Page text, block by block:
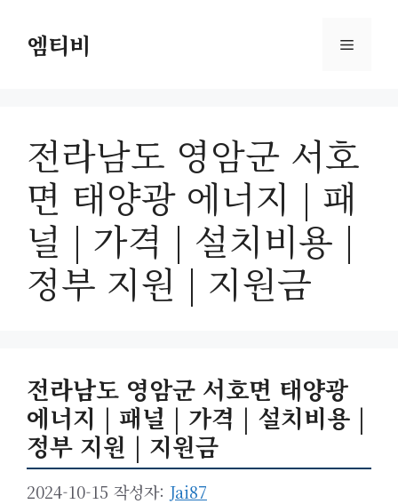
엠티비 메
전라남도 영암군 서호
면 태양광 에너지 | 패
널 | 가격 | 설치비용 |
정부 지원 | 지원금
전라남도 영암군 서호면 태양광
에너지 | 패널 | 가격 | 설치비용 |
정부 지원 | 지원금
2024-10-15 작성자: Jai87